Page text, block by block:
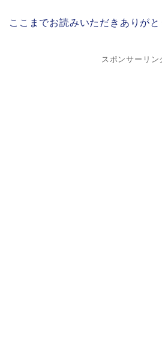
ここまでお読みいただきありがと
スポンサーリン